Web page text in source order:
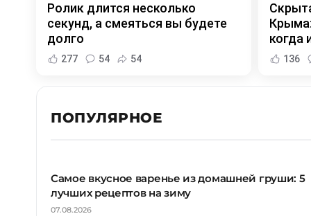
Ролик длится несколько
секунд, а смеяться вы будете
долго
277 54 54
когда
136
ПОПУЛЯРНОЕ
Самое вкусное варенье из домашней груши: 5
лучших рецептов на зиму
07.08.2026